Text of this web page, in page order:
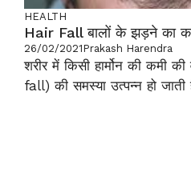
HEALTH
Hair Fall बालों के झड़ने का
26/02/2021Prakash Harendra
शरीर में किसी हार्मोन की कमी
fall) की समस्या उत्पन्न हो जाती